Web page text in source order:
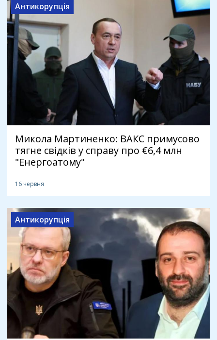
Антикорупція
Микола Мартиненко: ВАКС примусово
тягне свідків у справу про €6,4 млн
"Енергоатому"
16 червня
Антикорупція